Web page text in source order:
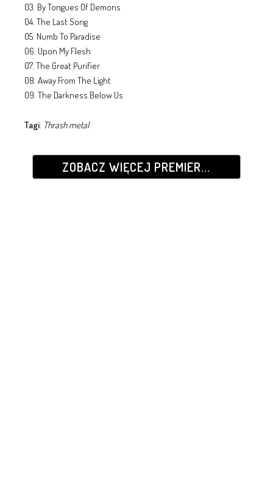
03. By Tongues Of Demons
04. The Last Song
05. Numb To Paradise
06. Upon My Flesh
07. The Great Purifier
08. Away From The Light
09. The Darkness Below Us
Tagi: Thrash metal
ZOBACZ WIĘCEJ PREMIER...